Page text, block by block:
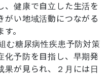
、健康で自立した生活を
がい地域活動につながる
。
む糖尿病性疾患予防対策
化予防を目指し、早期発
果が見られ、２月には日